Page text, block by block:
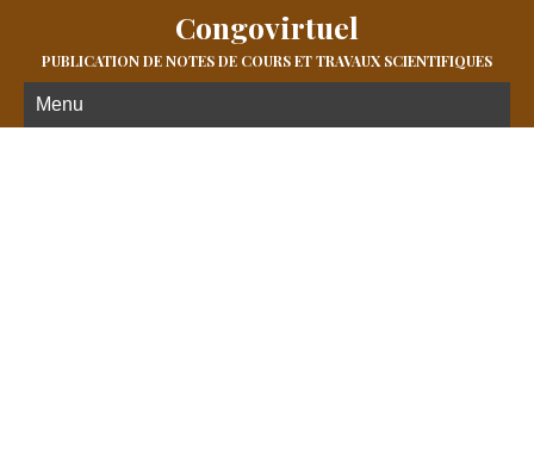
Congovirtuel
PUBLICATION DE NOTES DE COURS ET TRAVAUX SCIENTIFIQUES
Menu